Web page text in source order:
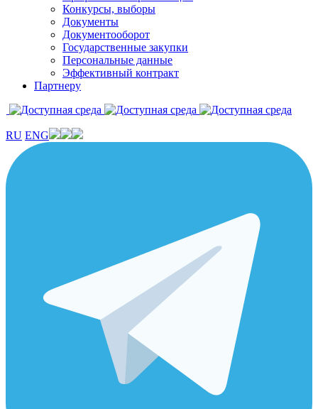
Конкурсы, выборы
Документы
Документооборот
Государственные закупки
Персональные данные
Эффективный контракт
Партнеру
RU ENG